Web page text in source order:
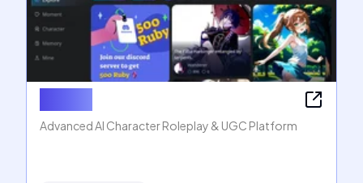
Advanced AI Character Roleplay & UGC Platform